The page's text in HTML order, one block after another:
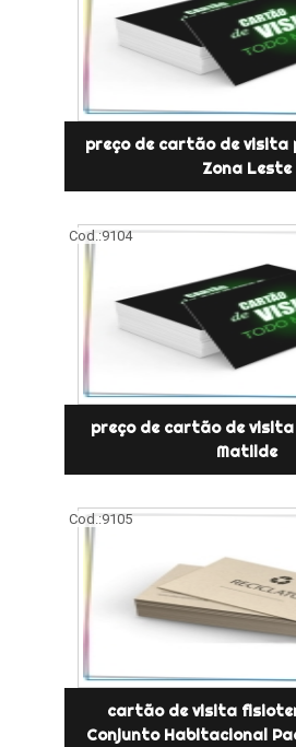
preço de cartão de visita
Zona Leste
Cod.:9104
preço de cartão de
Matilde
Cod.:9105
cartão de visita
Conjunto Habitacional